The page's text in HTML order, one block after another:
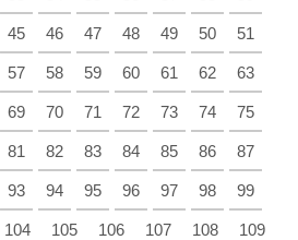
45 46 47 48 49 50 51
57 58 59 60 61 62 63
69 70 71 72 73 74 75
81 82 83 84 85 86 87
93 94 95 96 97 98 99
104 105 106 107 108 109